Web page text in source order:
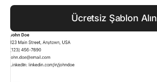
Ücretsiz Şablon Alın